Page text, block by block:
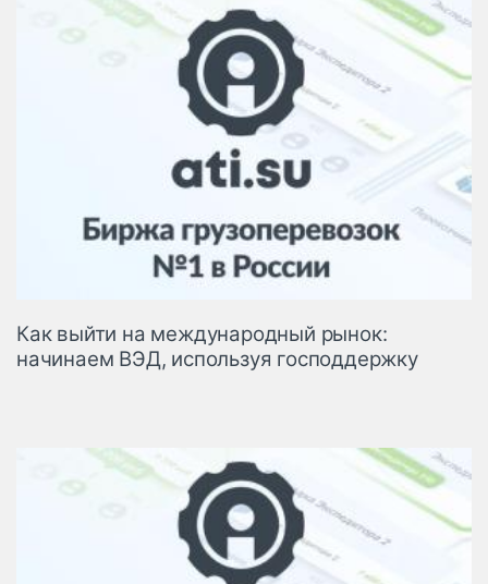
Как выйти на международный рынок:
начинаем ВЭД, используя господдержку